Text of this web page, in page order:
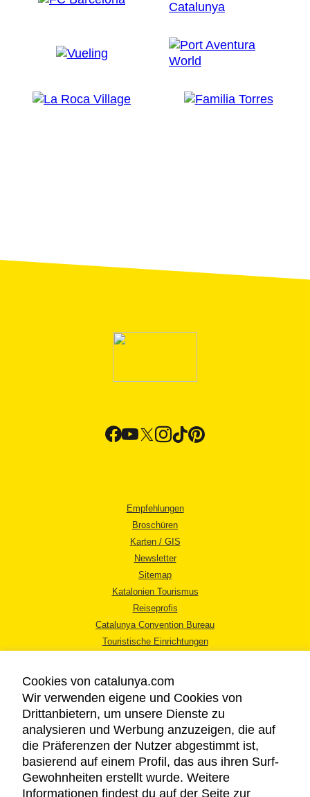
Empfehlungen
Broschüren
Karten / GIS
Newsletter
Sitemap
Katalonien Tourismus
Reiseprofis
Catalunya Convention Bureau
Touristische Einrichtungen
RECHTLICHER HINWEIS
DATENSCHUTZICHTLINIE
COOKIES
Cookies von catalunya.com
Wir verwenden eigene und Cookies von
Drittanbietern, um unsere Dienste zu
analysieren und Werbung anzuzeigen, die auf
die Präferenzen der Nutzer abgestimmt ist,
basierend auf einem Profil, das aus ihren Surf-
Gewohnheiten erstellt wurde. Weitere
Informationen findest du auf der Seite zur